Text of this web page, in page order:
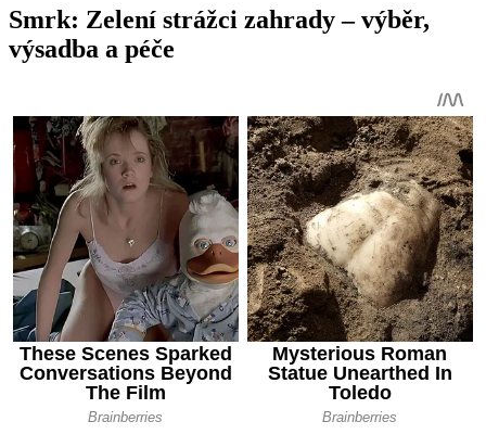
Smrk: Zelení strážci zahrady – výběr,
výsadba a péče